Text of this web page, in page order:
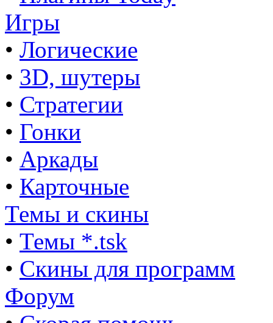
Игры
• Логические
• 3D, шутеры
• Стратегии
• Гонки
• Аркады
• Карточные
Темы и скины
• Темы *.tsk
• Скины для программ
Форум